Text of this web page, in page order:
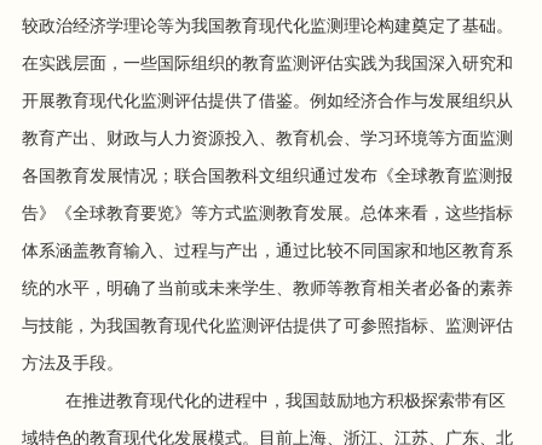
较政治经济学理论等为我国教育现代化监测理论构建奠定了基础。
在实践层面，一些国际组织的教育监测评估实践为我国深入研究和
开展教育现代化监测评估提供了借鉴。例如经济合作与发展组织从
教育产出、财政与人力资源投入、教育机会、学习环境等方面监测
各国教育发展情况；联合国教科文组织通过发布《全球教育监测报
告》《全球教育要览》等方式监测教育发展。总体来看，这些指标
体系涵盖教育输入、过程与产出，通过比较不同国家和地区教育系
统的水平，明确了当前或未来学生、教师等教育相关者必备的素养
与技能，为我国教育现代化监测评估提供了可参照指标、监测评估
方法及手段。
在推进教育现代化的进程中，我国鼓励地方积极探索带有区
域特色的教育现代化发展模式。目前上海、浙江、江苏、广东、北